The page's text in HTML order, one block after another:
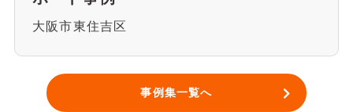
大阪市東住吉区
事例集一覧へ